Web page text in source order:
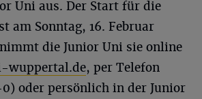
Uni aus. Der Start für die
am Sonntag, 16. Februar
die Junior Uni sie online
wuppertal.de, per Telefon
oder persönlich in der Junior